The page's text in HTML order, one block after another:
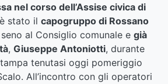
nel corso dell’Assise civica di
stato il capogruppo di Rossano
al Consiglio comunale e già
, Giuseppe Antoniotti, durante
tenutasi oggi pomeriggio
All’incontro con gli operatori